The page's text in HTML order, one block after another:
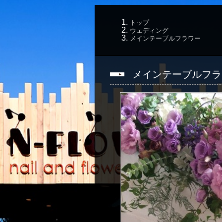
トップ
ウェディング
メインテーブルフラワー
メインテーブルフ